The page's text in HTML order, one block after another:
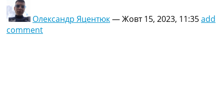
Олександр Яцентюк—Жовт 15, 2023, 11:35add
comment